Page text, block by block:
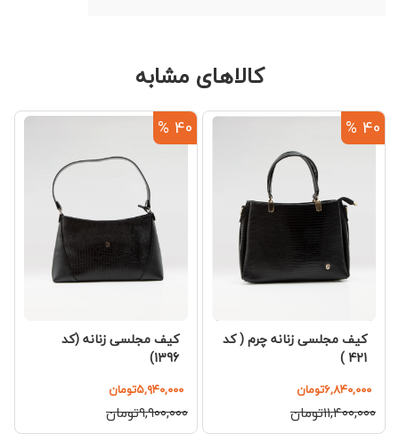
کالاهای مشابه
40 %
کیف مجلسی زنانه چرم ( کد
421 )
۶,۸۴۰,۰۰۰تومان
۱۱,۴۰۰,۰۰۰تومان
40 %
کیف مجلسی زنانه (کد
1396)
۵,۹۴۰,۰۰۰تومان
۹,۹۰۰,۰۰۰تومان